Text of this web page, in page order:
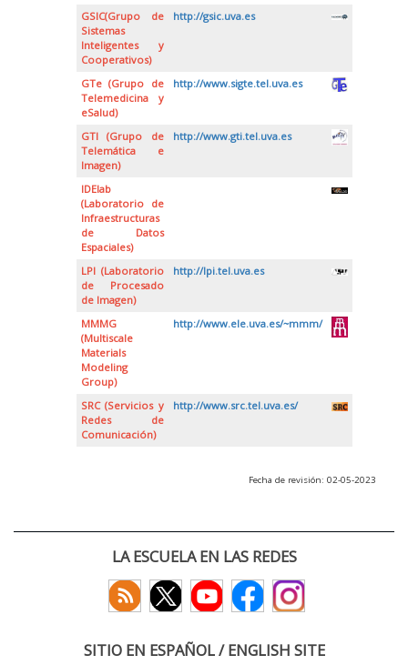
GSIC(Grupo de
Sistemas
Inteligentes y
Cooperativos)
http://gsic.uva.es
GTe (Grupo de
Telemedicina y
eSalud)
http://www.sigte.tel.uva.es
GTI (Grupo de
Telemática e
Imagen)
http://www.gti.tel.uva.es
IDElab
(Laboratorio de
Infraestructuras
de Datos
Espaciales)
LPI (Laboratorio
de Procesado
de Imagen)
http://lpi.tel.uva.es
MMMG
(Multiscale
Materials
Modeling
Group)
http://www.ele.uva.es/~mmm/
SRC (Servicios y
Redes de
Comunicación)
http://www.src.tel.uva.es/
Fecha de revisión: 02-05-2023
LA ESCUELA EN LAS REDES
SITIO EN ESPAÑOL / ENGLISH SITE